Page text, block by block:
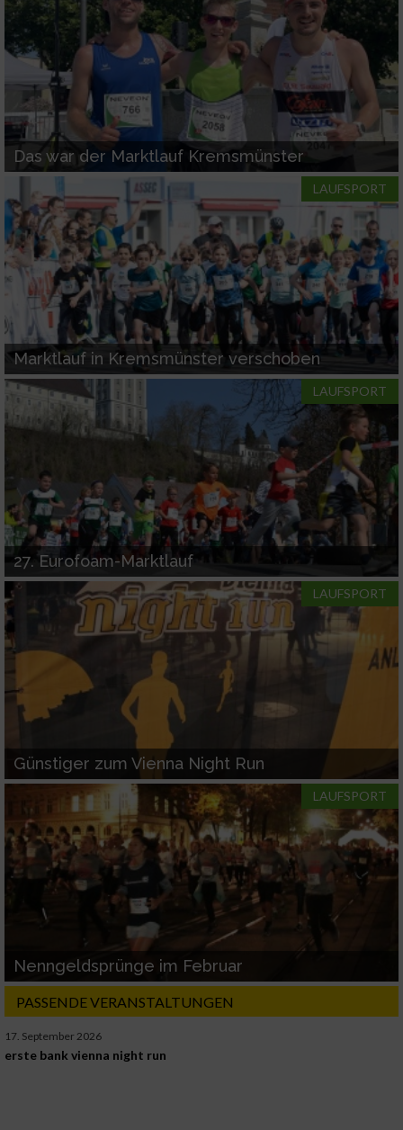
Das war der Marktlauf Kremsmünster
LAUFSPORT
Marktlauf in Kremsmünster verschoben
LAUFSPORT
27. Eurofoam-Marktlauf
LAUFSPORT
Günstiger zum Vienna Night Run
LAUFSPORT
Nenngeldsprünge im Februar
PASSENDE VERANSTALTUNGEN
17. September 2026
erste bank vienna night run